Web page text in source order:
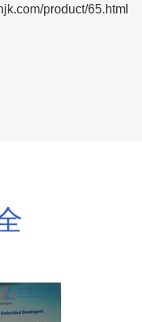
product/65.html